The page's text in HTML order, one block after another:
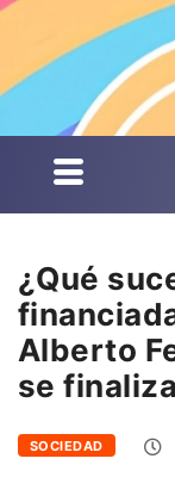
¿Qué
Alberto
se
SOCIEDAD